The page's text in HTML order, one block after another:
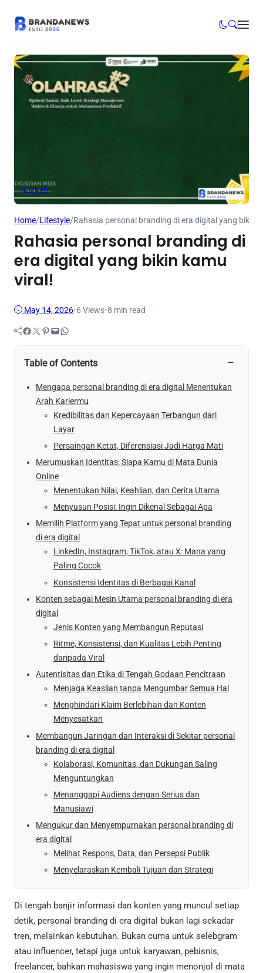
Lifestyle
Home/Lifestyle/Rahasia personal branding di era digital yang bikin
Rahasia personal branding di
era digital yang bikin kamu
viral!
May 14, 2026•6Views•8 min read
Facebook Twitter Pinterest Mail WhatsApp
Table of Contents −
Mengapa personal branding di era digital Menentukan
Arah Kariermu
Kredibilitas dan Kepercayaan Terbangun dari
Layar
Persaingan Ketat, Diferensiasi Jadi Harga Mati
Merumuskan Identitas: Siapa Kamu di Mata Dunia
Online
Menentukan Nilai, Keahlian, dan Cerita Utama
Menyusun Posisi: Ingin Dikenal Sebagai Apa
Memilih Platform yang Tepat untuk personal branding
di era digital
LinkedIn, Instagram, TikTok, atau X: Mana yang
Paling Cocok
Konsistensi Identitas di Berbagai Kanal
Konten sebagai Mesin Utama personal branding di era
digital
Jenis Konten yang Membangun Reputasi
Ritme, Konsistensi, dan Kualitas Lebih Penting
daripada Viral
Autentisitas dan Etika di Tengah Godaan Pencitraan
Menjaga Keaslian tanpa Mengumbar Semua Hal
Menghindari Klaim Berlebihan dan Konten
Menyesatkan
Membangun Jaringan dan Interaksi di Sekitar personal
branding di era digital
Kolaborasi, Komunitas, dan Dukungan Saling
Menguntungkan
Menanggapi Audiens dengan Serius dan
Manusiawi
Mengukur dan Menyempurnakan personal branding di
era digital
Melihat Respons, Data, dan Persepsi Publik
Menyelaraskan Kembali Tujuan dan Strategi
Di tengah banjir informasi dan konten yang muncul setiap
detik, personal branding di era digital bukan lagi sekadar
tren, melainkan kebutuhan. Bukan cuma untuk selebgram
atau influencer, tetapi juga untuk karyawan, pebisnis,
freelancer, bahkan mahasiswa yang ingin menonjol di mata